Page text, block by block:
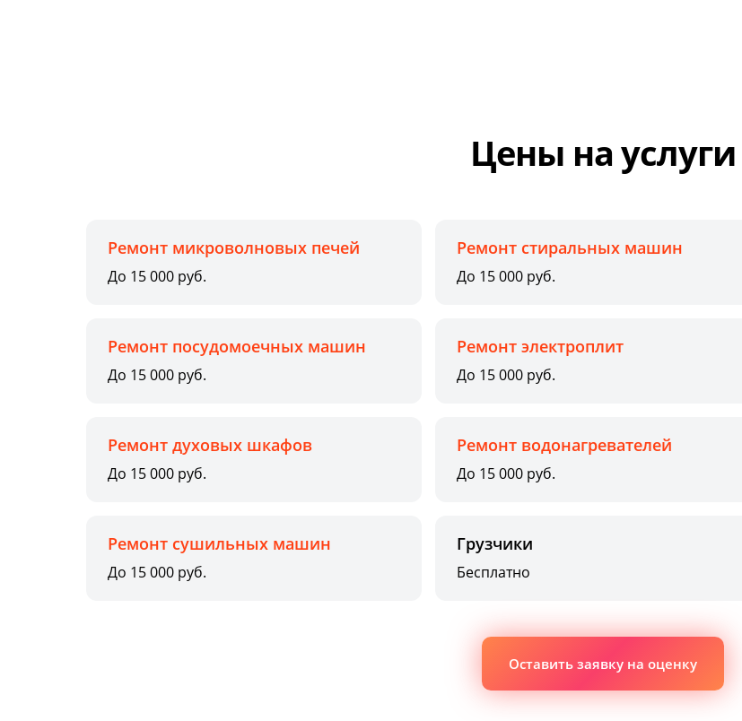
Цены на услуги
Ремонт микроволновых печей
До 15 000 руб.
Ремонт стиральных машин
До 15 000 руб.
Ремонт посудомоечных машин
До 15 000 руб.
Ремонт электроплит
До 15 000 руб.
Ремонт духовых шкафов
До 15 000 руб.
Ремонт водонагревателей
До 15 000 руб.
Ремонт сушильных машин
До 15 000 руб.
Грузчики
Бесплатно
Оставить заявку на оценку